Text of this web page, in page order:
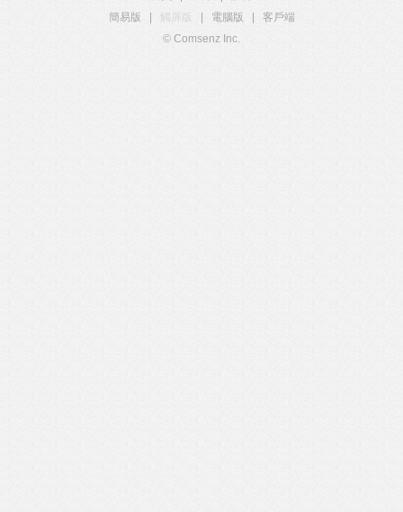
簡易版
觸屏版 電腦版
客戶端
© Comsenz Inc.